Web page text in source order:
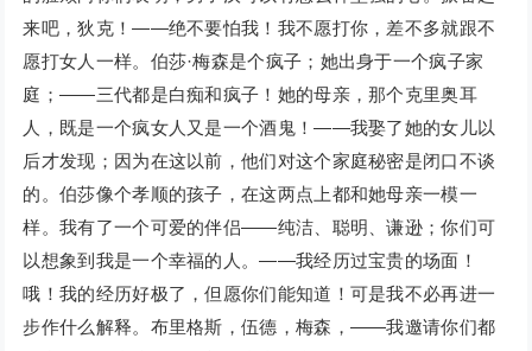
来吧，狄克！——绝不要怕我！我不愿打你，差不多就跟不
愿打女人一样。伯莎·梅森是个疯子；她出身于一个疯子家
庭；——三代都是白痴和疯子！她的母亲，那个克里奥耳
人，既是一个疯女人又是一个酒鬼！——我娶了她的女儿以
后才发现；因为在这以前，他们对这个家庭秘密是闭口不谈
的。伯莎像个孝顺的孩子，在这两点上都和她母亲一模一
样。我有了一个可爱的伴侣——纯洁、聪明、谦逊；你们可
以想象到我是一个幸福的人。——我经历过宝贵的场面！
哦！我的经历好极了，但愿你们能知道！可是我不必再进一
步作什么解释。布里格斯，伍德，梅森，——我邀请你们都